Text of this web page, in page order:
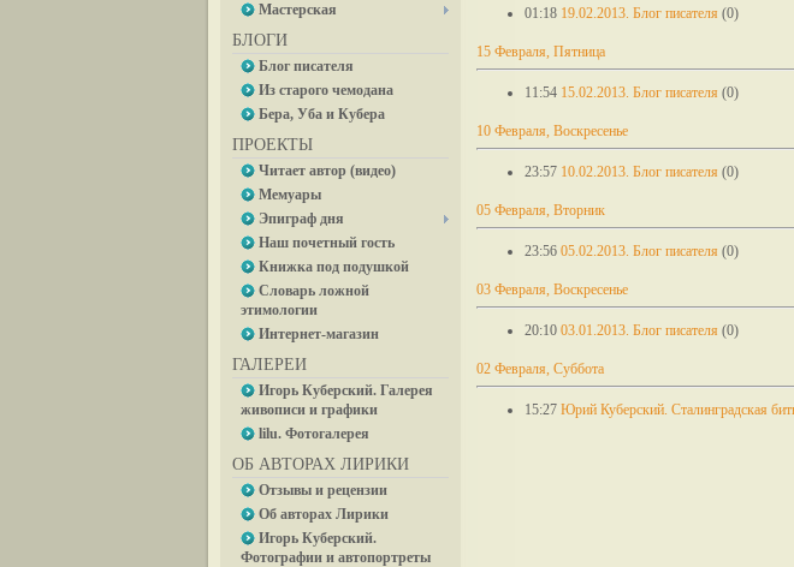
Мастерская
БЛОГИ
Блог писателя
Из старого чемодана
Бера, Уба и Кубера
ПРОЕКТЫ
Читает автор (видео)
Мемуары
Эпиграф дня
Наш почетный гость
Книжка под подушкой
Словарь ложной
этимологии
Интернет-магазин
ГАЛЕРЕИ
Игорь Куберский. Галерея
живописи и графики
lilu. Фотогалерея
ОБ АВТОРАХ ЛИРИКИ
Отзывы и рецензии
Об авторах Лирики
Игорь Куберский.
Фотографии и автопортреты
01:18 19.02.2013. Блог писателя (0)
15 Февраля, Пятница
11:54 15.02.2013. Блог писателя (0)
10 Февраля, Воскресенье
23:57 10.02.2013. Блог писателя (0)
05 Февраля, Вторник
23:56 05.02.2013. Блог писателя (0)
03 Февраля, Воскресенье
20:10 03.01.2013. Блог писателя (0)
02 Февраля, Суббота
15:27 Юрий Куберский. Сталинградская